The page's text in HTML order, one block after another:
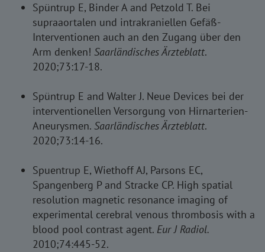
Spüntrup E, Binder A and Petzold T. Bei
supraaortalen und intrakraniellen Gefäß-
Interventionen auch an den Zugang über den
Arm denken! Saarländisches Ärzteblatt.
2020;73:17-18.
Spüntrup E and Walter J. Neue Devices bei der
interventionellen Versorgung von Hirnarterien-
Aneurysmen. Saarländisches Ärzteblatt.
2020;73:14-16.
Spuentrup E, Wiethoff AJ, Parsons EC,
Spangenberg P and Stracke CP. High spatial
resolution magnetic resonance imaging of
experimental cerebral venous thrombosis with a
blood pool contrast agent. Eur J Radiol.
2010;74:445-52.